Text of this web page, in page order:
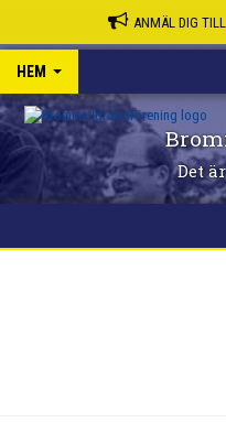
ANMÄL DIG
HEM
Det